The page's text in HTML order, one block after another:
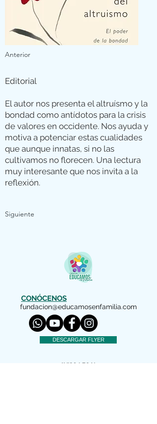
Anterior
Editorial
El autor nos presenta el altruísmo y la
bondad como antídotos para la crisis
de valores en occidente. Nos ayuda y
motiva a potenciar estas cualidades
que aunque innatas, si no las
cultivamos no florecen. Una lectura
muy interesante que nos invita a la
reflexión.
Siguiente
CONÓCENOS
fundacion@educamosenfamilia.com
DESCARGAR FLYER
AVISO LEGAL